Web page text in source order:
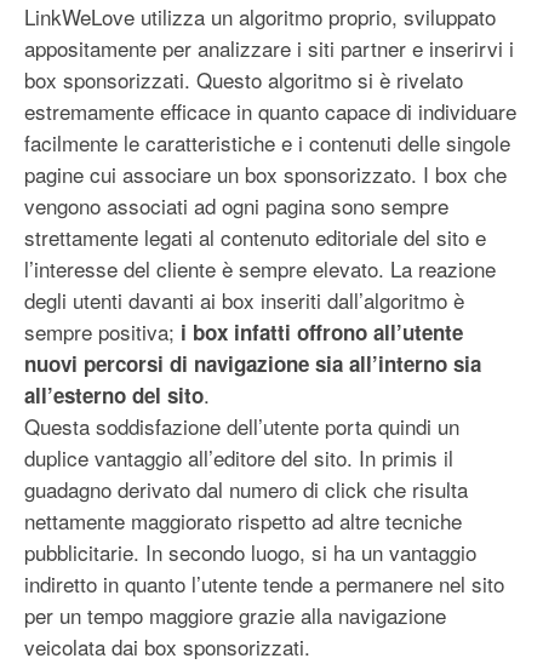
LinkWeLove utilizza un algoritmo proprio, sviluppato
appositamente per analizzare i siti partner e inserirvi i
box sponsorizzati. Questo algoritmo si è rivelato
estremamente efficace in quanto capace di individuare
facilmente le caratteristiche e i contenuti delle singole
pagine cui associare un box sponsorizzato. I box che
vengono associati ad ogni pagina sono sempre
strettamente legati al contenuto editoriale del sito e
l’interesse del cliente è sempre elevato. La reazione
degli utenti davanti ai box inseriti dall’algoritmo è
sempre positiva; i box infatti offrono all’utente
nuovi percorsi di navigazione sia all’interno sia
all’esterno del sito.
Questa soddisfazione dell’utente porta quindi un
duplice vantaggio all’editore del sito. In primis il
guadagno derivato dal numero di click che risulta
nettamente maggiorato rispetto ad altre tecniche
pubblicitarie. In secondo luogo, si ha un vantaggio
indiretto in quanto l’utente tende a permanere nel sito
per un tempo maggiore grazie alla navigazione
veicolata dai box sponsorizzati.